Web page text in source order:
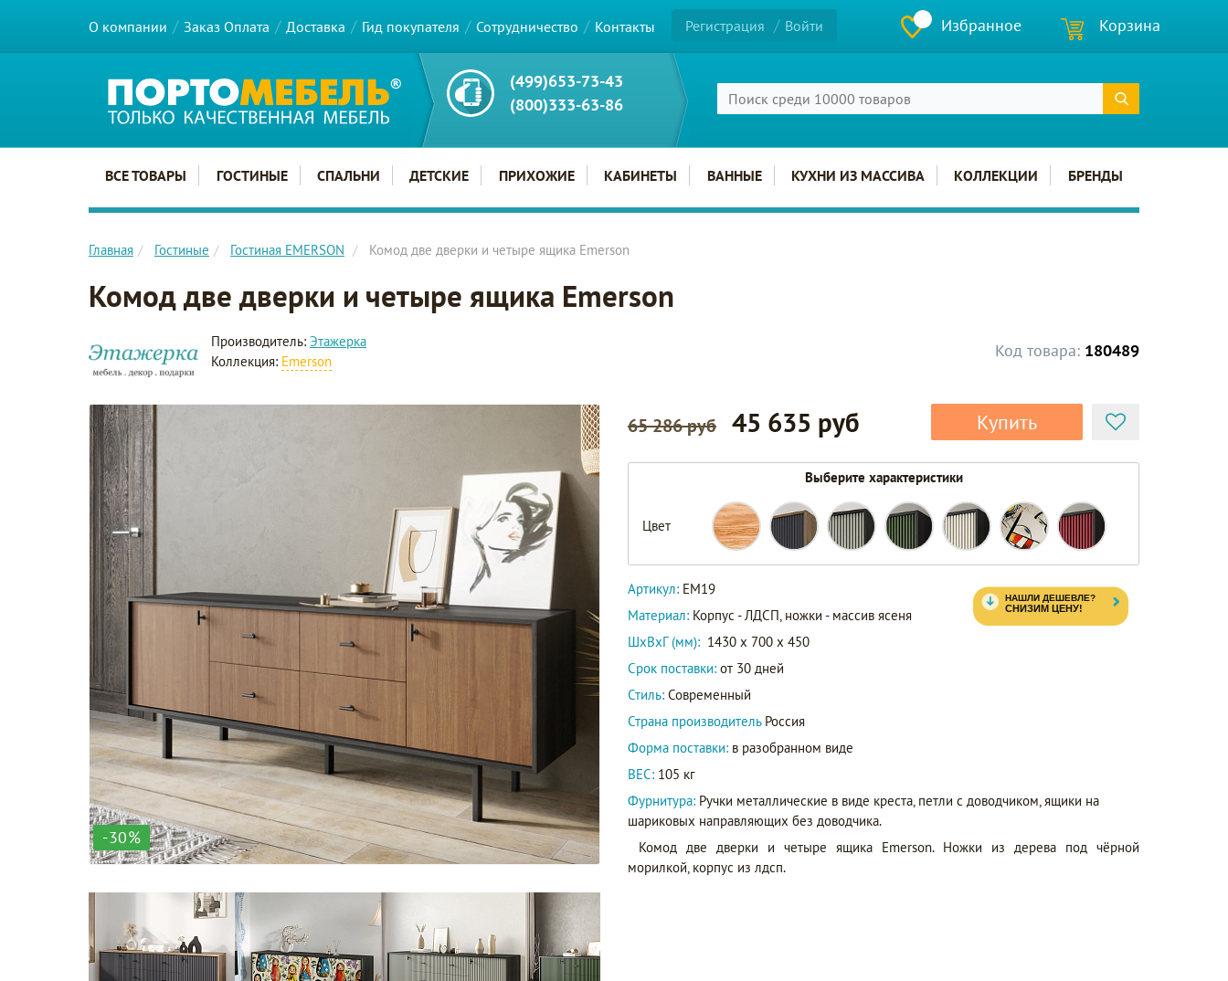
О компании Заказ Оплата Доставка Гид покупателя Сотрудничество Контакты Регистрация Войти Избранное Корзина
(499)653-73-43
(800)333-63-86
Главное меню сайта
ВСЕ ТОВАРЫ ГОСТИНЫЕ СПАЛЬНИ ДЕТСКИЕ ПРИХОЖИЕ КАБИНЕТЫ ВАННЫЕ КУХНИ ИЗ МАССИВА КОЛЛЕКЦИИ БРЕНДЫ
Главная Гостиные Гостиная EMERSON Комод две дверки и четыре ящика Emerson
Комод две дверки и четыре ящика Emerson
Код товара: 180489
Производитель: Этажерка
Коллекция: Emerson
-30%
65 286 руб 45 635 руб Купить
Выберите характеристики
Цвет
EM19
EM19/7024/L
EM19/gray/L
EM19/green/L
EM19/milky/L
EM19/Print_01
EM19/red/L
Артикул: EM19
Материал: Корпус - ЛДСП, ножки - массив ясеня
ШxВxГ (мм): 1430 x 700 x 450
Срок поставки: от 30 дней
Стиль: Современный
Страна производитель Россия
Форма поставки: в разобранном виде
ВЕС: 105 кг
Фурнитура: Ручки металлические в виде креста, петли с доводчиком, ящики на
шариковых направляющих без доводчика.
Комод две дверки и четыре ящика Emerson. Ножки из дерева под чёрной
морилкой, корпус из лдсп.